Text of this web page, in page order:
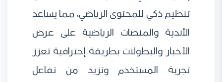
تنظيم ذكي للمحتوى الرياضي، مما يساعد
الأندية والمنصات الرياضية على عرض
الأخبار والبطولات بطريقة إحترافية تعزز
تجربة المستخدم وتزيد من تفاعل